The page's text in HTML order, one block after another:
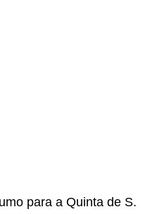
para a Quinta de S.